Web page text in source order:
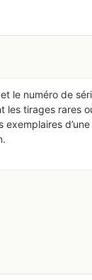
et le numéro de
les tirages rares
exemplaires d’une